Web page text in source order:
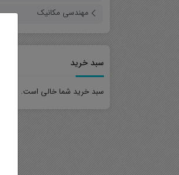
جزوهمهندسی مکانیک
سبد خرید
سبد خرید شما خالی است.